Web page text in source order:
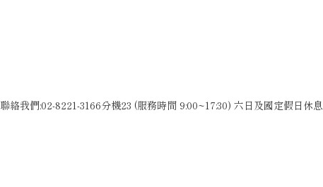
聯絡我們:02-8221-3166分機23 (服務時間 9:00~17:30) 六日及國定假日休息